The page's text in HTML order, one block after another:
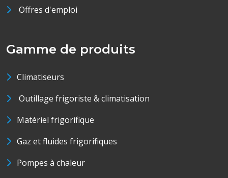
Offres d'emploi
Gamme de produits
Climatiseurs
Outillage frigoriste & climatisation
Matériel frigorifique
Gaz et fluides frigorifiques
Pompes à chaleur